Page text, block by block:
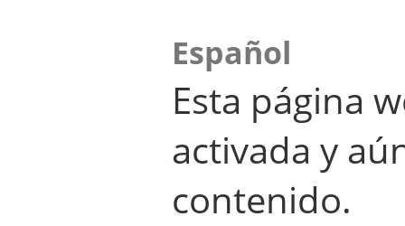
Español
Esta página
activada y
contenido.